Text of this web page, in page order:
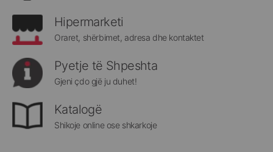
Hipermarketi
Oraret, shërbimet, adresa dhe kontaktet
Pyetje të Shpeshta
Gjeni çdo gjë ju duhet!
Katalogë
Shikoje online ose shkarkoje